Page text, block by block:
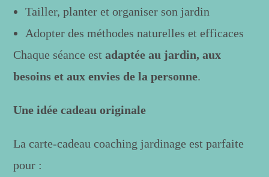
Tailler, planter et organiser son jardin
Adopter des méthodes naturelles et efficaces
Chaque séance estadaptée au jardin, aux
besoins et aux envies de la personne.
Une idée cadeau originale
La carte-cadeau coaching jardinage est parfaite
pour :